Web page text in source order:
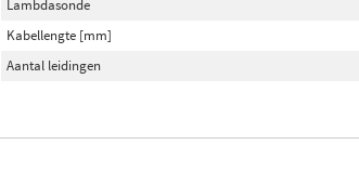
Lambdasonde
Kabellengte [mm]
Aantal leidingen